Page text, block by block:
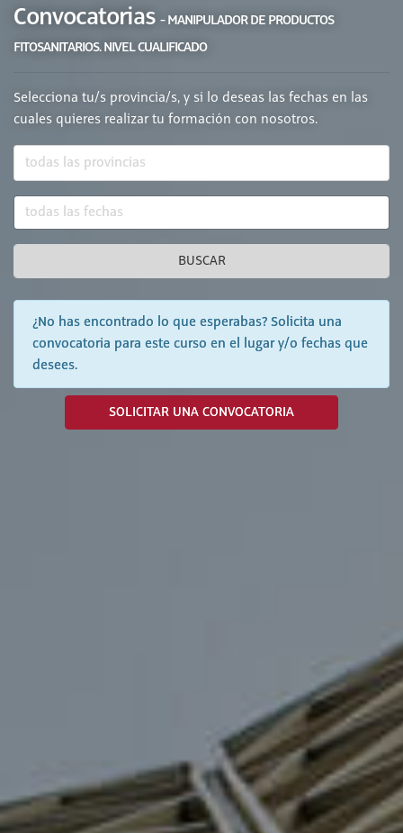
Convocatorias - MANIPULADOR DE PRODUCTOS
FITOSANITARIOS. NIVEL CUALIFICADO
Selecciona tu/s provincia/s, y si lo deseas las fechas en las
cuales quieres realizar tu formación con nosotros.
BUSCAR
¿No has encontrado lo que esperabas? Solicita una
convocatoria para este curso en el lugar y/o fechas que
desees.
SOLICITAR UNA CONVOCATORIA